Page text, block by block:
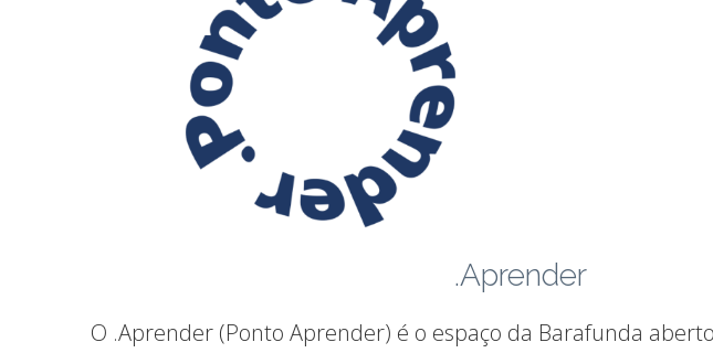
.Aprender
O .Aprender (Ponto Aprender) é o espaço da Barafunda